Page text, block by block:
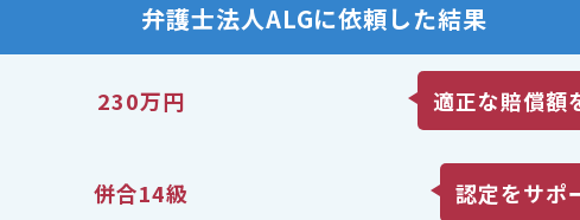
弁護士法人ALGに依頼した結果
230万円 適正な賠償額
併合14級 認定をサポ